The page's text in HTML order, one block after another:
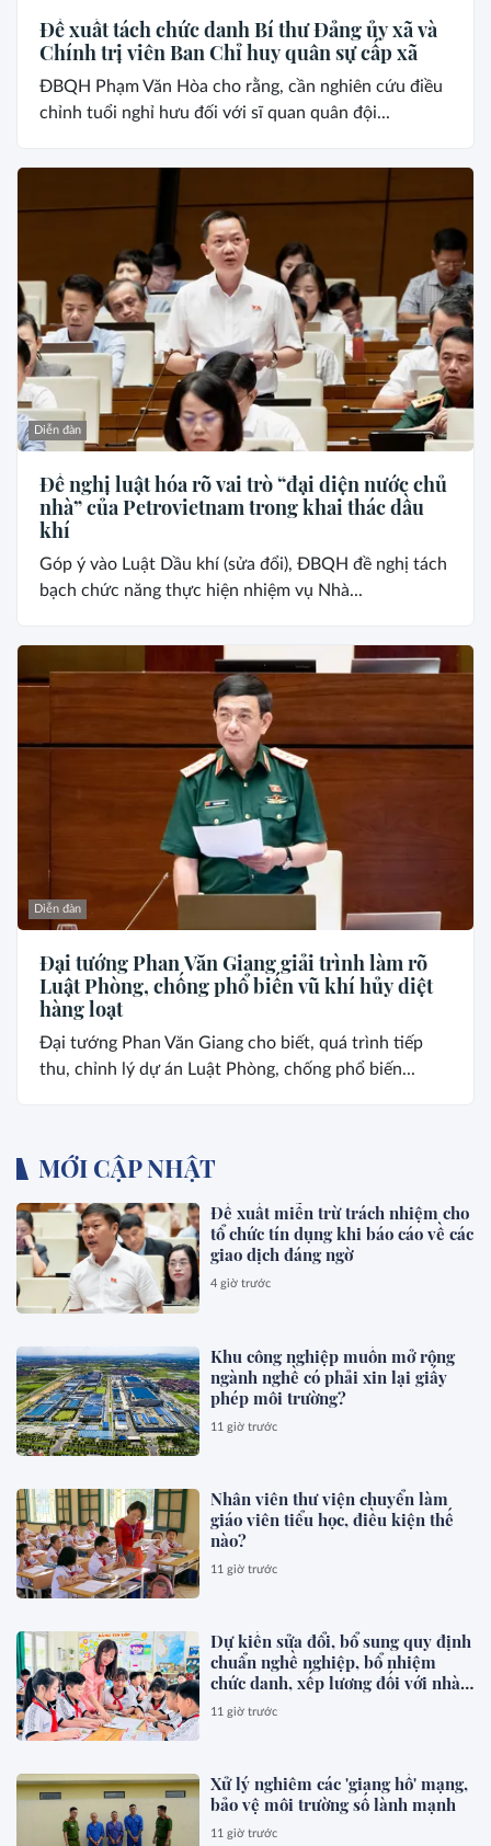
Đề xuất tách chức danh Bí thư Đảng ủy xã và
Chính trị viên Ban Chỉ huy quân sự cấp xã
ĐBQH Phạm Văn Hòa cho rằng, cần nghiên cứu điều
chỉnh tuổi nghỉ hưu đối với sĩ quan quân đội...
Diễn đàn
Đề nghị luật hóa rõ vai trò “đại diện nước chủ
nhà” của Petrovietnam trong khai thác dầu
khí
Góp ý vào Luật Dầu khí (sửa đổi), ĐBQH đề nghị tách
bạch chức năng thực hiện nhiệm vụ Nhà...
Diễn đàn
Đại tướng Phan Văn Giang giải trình làm rõ
Luật Phòng, chống phổ biến vũ khí hủy diệt
hàng loạt
Đại tướng Phan Văn Giang cho biết, quá trình tiếp
thu, chỉnh lý dự án Luật Phòng, chống phổ biến...
MỚI CẬP NHẬT
Đề xuất miễn trừ trách nhiệm cho
tổ chức tín dụng khi báo cáo về các
giao dịch đáng ngờ
4 giờ trước
Khu công nghiệp muốn mở rộng
ngành nghề có phải xin lại giấy
phép môi trường?
11 giờ trước
Nhân viên thư viện chuyển làm
giáo viên tiểu học, điều kiện thế
nào?
11 giờ trước
Dự kiến sửa đổi, bổ sung quy định
chuẩn nghề nghiệp, bổ nhiệm
chức danh, xếp lương đối với nhà
giáo
11 giờ trước
Xử lý nghiêm các 'giang hồ' mạng,
bảo vệ môi trường số lành mạnh
11 giờ trước